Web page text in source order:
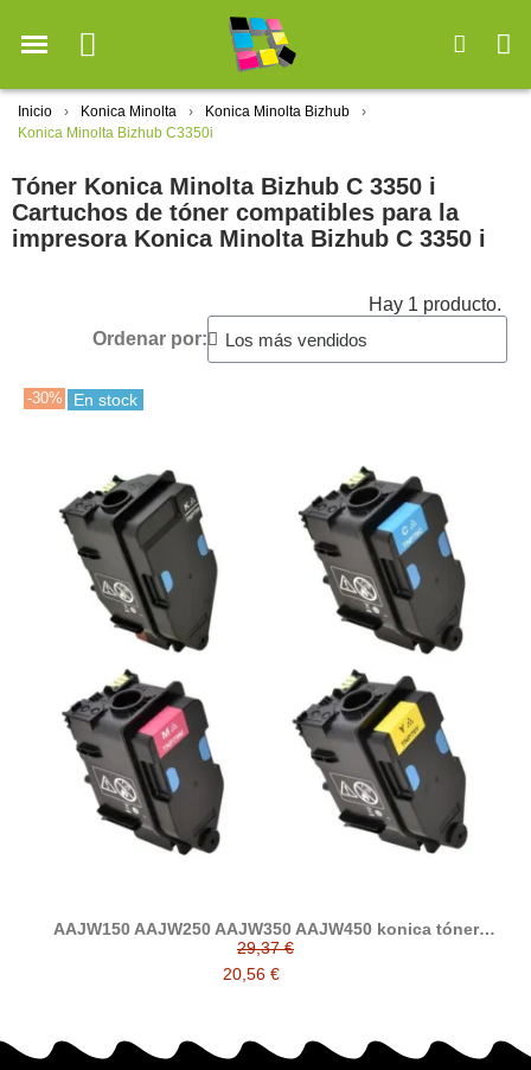
Inicio Konica Minolta
Konica Minolta Bizhub
Konica Minolta Bizhub C3350i
Tóner Konica Minolta Bizhub C 3350 i
Cartuchos de tóner compatibles para la
impresora Konica Minolta Bizhub C 3350 i
Hay 1 producto.
Ordenar por:
-30% En stock
AAJW150 AAJW250 AAJW350 AAJW450 konica tóner
compatible (TNP79)
29,37 €
20,56 €